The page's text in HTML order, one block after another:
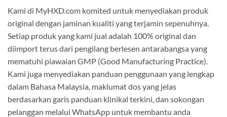
Kami di MyHXD.com komited untuk menyediakan produk
original dengan jaminan kualiti yang terjamin sepenuhnya.
Setiap produk yang kami jual adalah 100% original dan
diimport terus dari pengilang berlesen antarabangsa yang
mematuhi piawaian GMP (Good Manufacturing Practice).
Kami juga menyediakan panduan penggunaan yang lengkap
dalam Bahasa Malaysia, maklumat dos yang jelas
berdasarkan garis panduan klinikal terkini, dan sokongan
pelanggan melalui WhatsApp untuk membantu anda